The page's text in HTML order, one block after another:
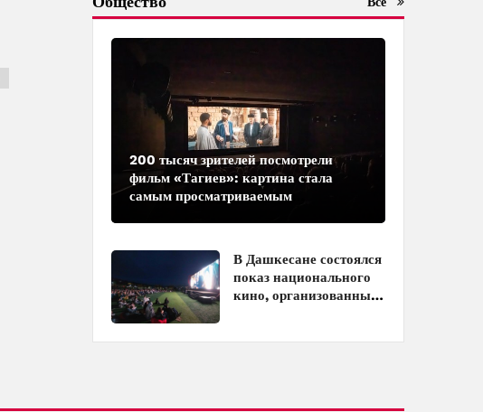
200 тысяч зрителей посмотрели
фильм «Тагиев»: картина стала
самым просматриваемым
В Дашкесане состоялся
показ национального
кино, организованный